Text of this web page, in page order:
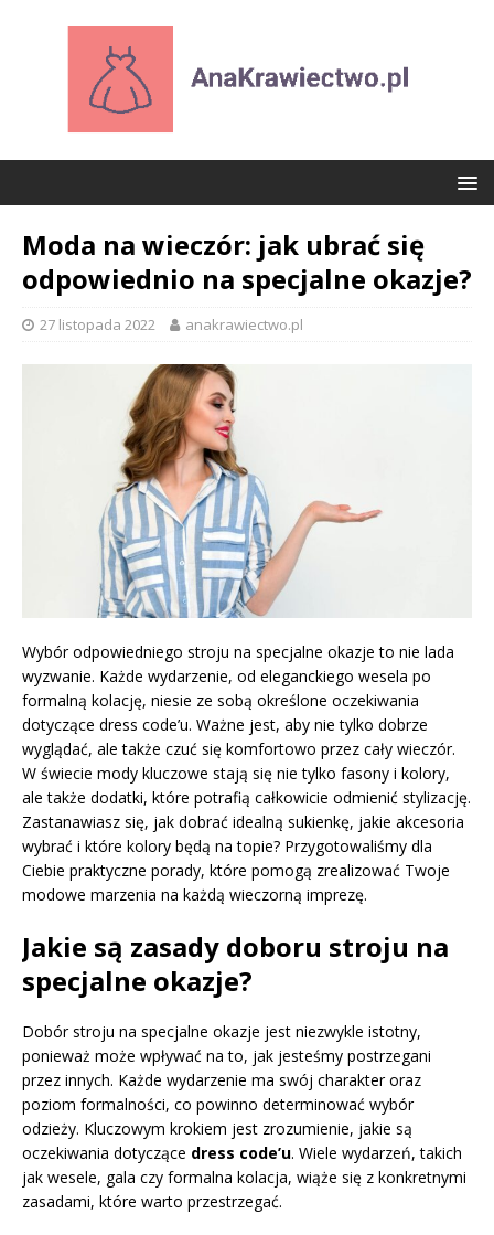
Moda na wieczór: jak ubrać się
odpowiednio na specjalne okazje?
27 listopada 2022 anakrawiectwo.pl
Wybór odpowiedniego stroju na specjalne okazje to nie lada
wyzwanie. Każde wydarzenie, od eleganckiego wesela po
formalną kolację, niesie ze sobą określone oczekiwania
dotyczące dress code’u. Ważne jest, aby nie tylko dobrze
wyglądać, ale także czuć się komfortowo przez cały wieczór.
W świecie mody kluczowe stają się nie tylko fasony i kolory,
ale także dodatki, które potrafią całkowicie odmienić stylizację.
Zastanawiasz się, jak dobrać idealną sukienkę, jakie akcesoria
wybrać i które kolory będą na topie? Przygotowaliśmy dla
Ciebie praktyczne porady, które pomogą zrealizować Twoje
modowe marzenia na każdą wieczorną imprezę.
Jakie są zasady doboru stroju na
specjalne okazje?
Dobór stroju na specjalne okazje jest niezwykle istotny,
ponieważ może wpływać na to, jak jesteśmy postrzegani
przez innych. Każde wydarzenie ma swój charakter oraz
poziom formalności, co powinno determinować wybór
odzieży. Kluczowym krokiem jest zrozumienie, jakie są
oczekiwania dotyczące dress code’u. Wiele wydarzeń, takich
jak wesele, gala czy formalna kolacja, wiąże się z konkretnymi
zasadami, które warto przestrzegać.